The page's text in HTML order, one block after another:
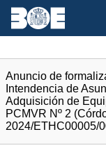
Anuncio de
Intendencia de
Adquisición de
PCMVR Nº 2
2024/ETHC00005/